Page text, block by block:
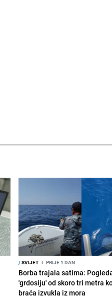
/SVIJET I PRIJE 1 DAN
Borba trajala satima:
'grdosiju' od skoro tri metra
braća izvukla iz mora